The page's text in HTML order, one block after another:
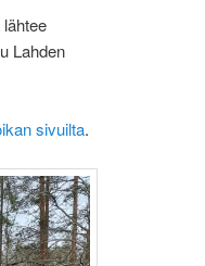
Lahden
sivuilta.